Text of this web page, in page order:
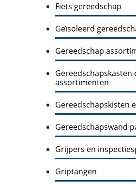
Fiets gereedschap
Geïsoleerd
Gereedschap
Gereedschapskasten
assortimenten
Gereedschapskisten
Gereedschapswand
Grijpers en
Griptangen